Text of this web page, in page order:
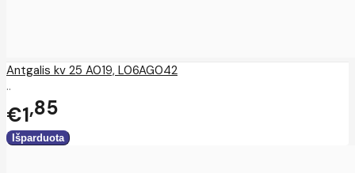
Antgalis kv 25 A019, L06AG042
..
€1 85